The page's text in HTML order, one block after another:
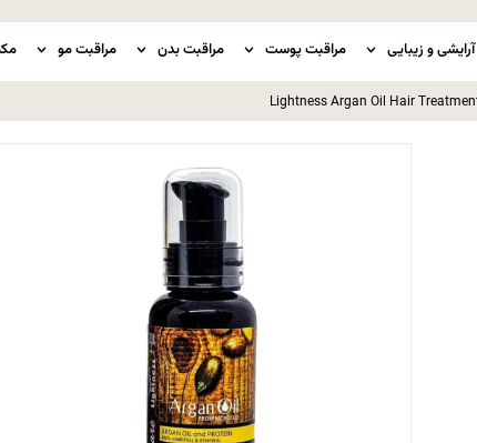
آرایشی و زیبایی مراقبت پوست مراقبت بدن مراقبت مو